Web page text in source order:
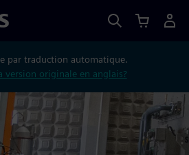
par traduction automatique.
version originale en anglais?